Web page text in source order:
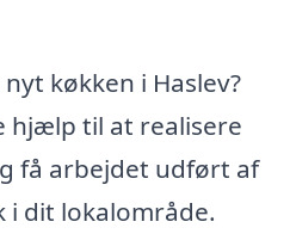
køkken i Haslev?
hjælp til at realisere
få arbejdet udført af
dit lokalområde.